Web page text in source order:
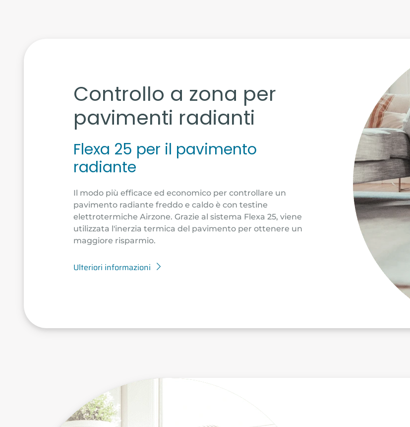
Controllo a zona per
pavimenti radianti
Flexa 25 per il pavimento
radiante
Il modo più efficace ed economico per controllare un
pavimento radiante freddo e caldo è con testine
elettrotermiche Airzone. Grazie al sistema Flexa 25, viene
utilizzata l'inerzia termica del pavimento per ottenere un
maggiore risparmio.
Ulteriori informazioni